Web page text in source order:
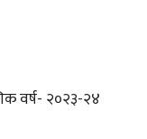
वर्ष- २०२३-२४